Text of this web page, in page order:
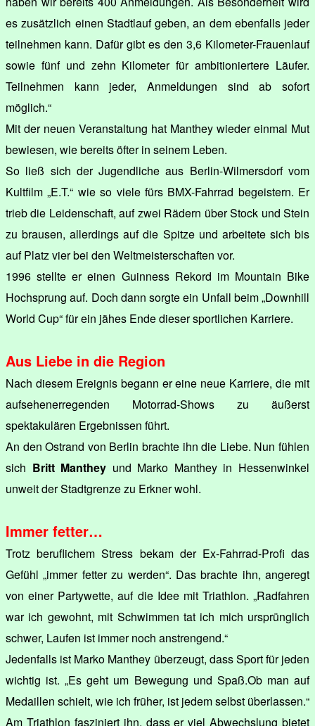
es zusätzlich einen Stadtlauf geben, an dem ebenfalls jeder
teilnehmen kann. Dafür gibt es den 3,6 Kilometer-Frauenlauf
sowie fünf und zehn Kilometer für ambitioniertere Läufer.
Teilnehmen kann jeder, Anmeldungen sind ab sofort
möglich.“
Mit der neuen Veranstaltung hat Manthey wieder einmal Mut
bewiesen, wie bereits öfter in seinem Leben.
So ließ sich der Jugendliche aus Berlin-Wilmersdorf vom
Kultfilm „E.T.“ wie so viele fürs BMX-Fahrrad begeistern. Er
trieb die Leidenschaft, auf zwei Rädern über Stock und Stein
zu brausen, allerdings auf die Spitze und arbeitete sich bis
auf Platz vier bei den Weltmeisterschaften vor.
1996 stellte er einen Guinness Rekord im Mountain Bike
Hochsprung auf. Doch dann sorgte ein Unfall beim „Downhill
World Cup“ für ein jähes Ende dieser sportlichen Karriere.
Aus Liebe in die Region
Nach diesem Ereignis begann er eine neue Karriere, die mit
aufsehenerregenden Motorrad-Shows zu äußerst
spektakulären Ergebnissen führt.
An den Ostrand von Berlin brachte ihn die Liebe. Nun fühlen
sich Britt Manthey und Marko Manthey in Hessenwinkel
unweit der Stadtgrenze zu Erkner wohl.
Immer fetter…
Trotz beruflichem Stress bekam der Ex-Fahrrad-Profi das
Gefühl „immer fetter zu werden“. Das brachte ihn, angeregt
von einer Partywette, auf die Idee mit Triathlon. „Radfahren
war ich gewohnt, mit Schwimmen tat ich mich ursprünglich
schwer, Laufen ist immer noch anstrengend.“
Jedenfalls ist Marko Manthey überzeugt, dass Sport für jeden
wichtig ist. „Es geht um Bewegung und Spaß.Ob man auf
Medaillen schielt, wie ich früher, ist jedem selbst überlassen.“
Am Triathlon fasziniert ihn, dass er viel Abwechslung bietet